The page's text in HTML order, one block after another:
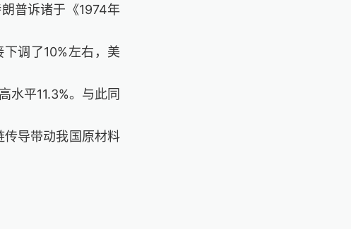
普诉诸于《1974年
调了10%左右，美
水平11.3%。与此同
导带动我国原材料